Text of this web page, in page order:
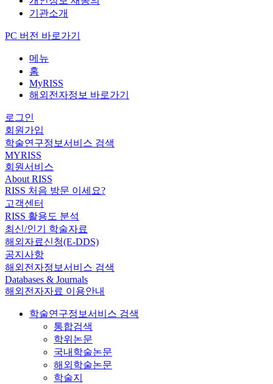
기관소개
PC 버전 바로가기
메뉴
홈
MyRISS
해외전자정보 바로가기
로그인
회원가입
학술연구정보서비스 검색
MYRISS
회원서비스
About RISS
RISS 처음 방문 이세요?
고객센터
RISS 활용도 분석
최신/인기 학술자료
해외자료신청(E-DDS)
공지사항
해외전자정보서비스 검색
Databases & Journals
해외전자자료 이용안내
학술연구정보서비스 검색
통합검색
학위논문
국내학술논문
해외학술논문
학술지